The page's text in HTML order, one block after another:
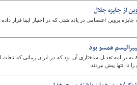
از جایزه جلال
جایزه پروین اعتصامی در یادداشتی که در اختیار ایبنا
همسو بود
مهمترین نقد اباذری در دهه ۸۰ به برنامه تعدیل ساختاری آن بود که در
تا انتها پیش نبردند.